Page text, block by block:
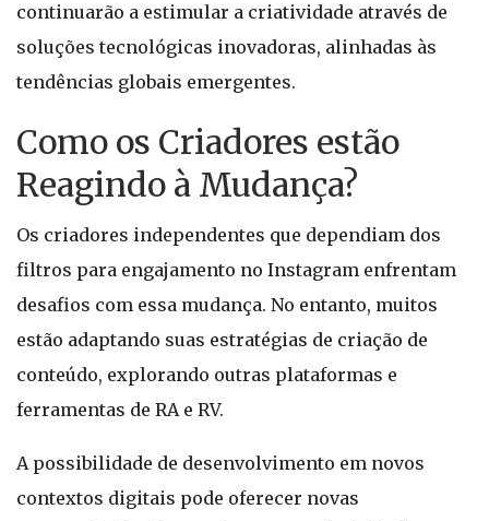
continuarão a estimular a criatividade através de
soluções tecnológicas inovadoras, alinhadas às
tendências globais emergentes.
Como os Criadores estão
Reagindo à Mudança?
Os criadores independentes que dependiam dos
filtros para engajamento no Instagram enfrentam
desafios com essa mudança. No entanto, muitos
estão adaptando suas estratégias de criação de
conteúdo, explorando outras plataformas e
ferramentas de RA e RV.
A possibilidade de desenvolvimento em novos
contextos digitais pode oferecer novas